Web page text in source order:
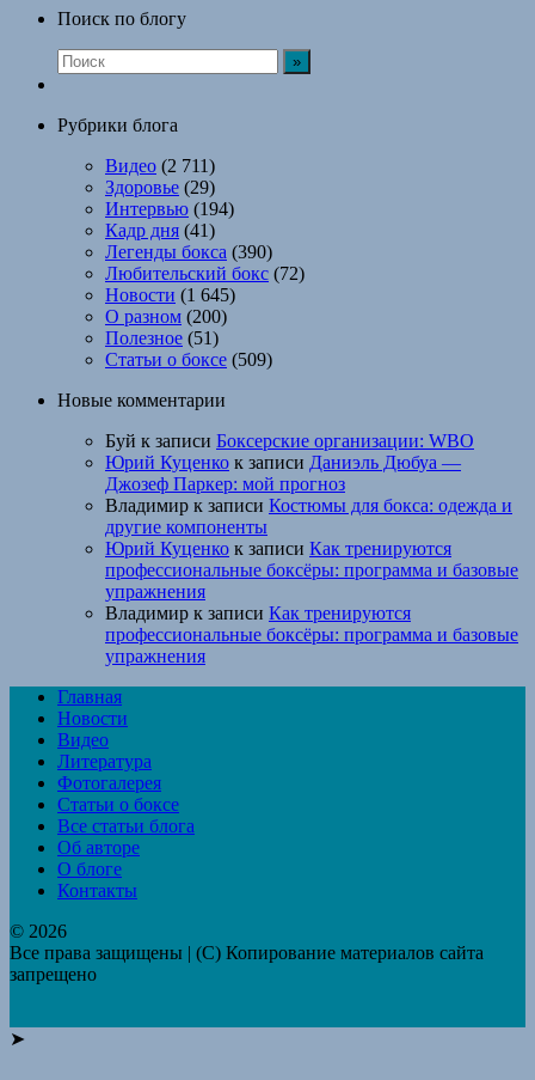
Поиск по блогу
Рубрики блога
Видео (2 711)
Здоровье (29)
Интервью (194)
Кадр дня (41)
Легенды бокса (390)
Любительский бокс (72)
Новости (1 645)
О разном (200)
Полезное (51)
Статьи о боксе (509)
Новые комментарии
Буй к записи Боксерские организации: WBO
Юрий Куценко к записи Даниэль Дюбуа —
Джозеф Паркер: мой прогноз
Владимир к записи Костюмы для бокса: одежда и
другие компоненты
Юрий Куценко к записи Как тренируются
профессиональные боксёры: программа и базовые
упражнения
Владимир к записи Как тренируются
профессиональные боксёры: программа и базовые
упражнения
Главная
Новости
Видео
Литература
Фотогалерея
Статьи о боксе
Все статьи блога
Об авторе
О блоге
Контакты
© 2026
Все права защищены | (C) Копирование материалов сайта
запрещено
➤